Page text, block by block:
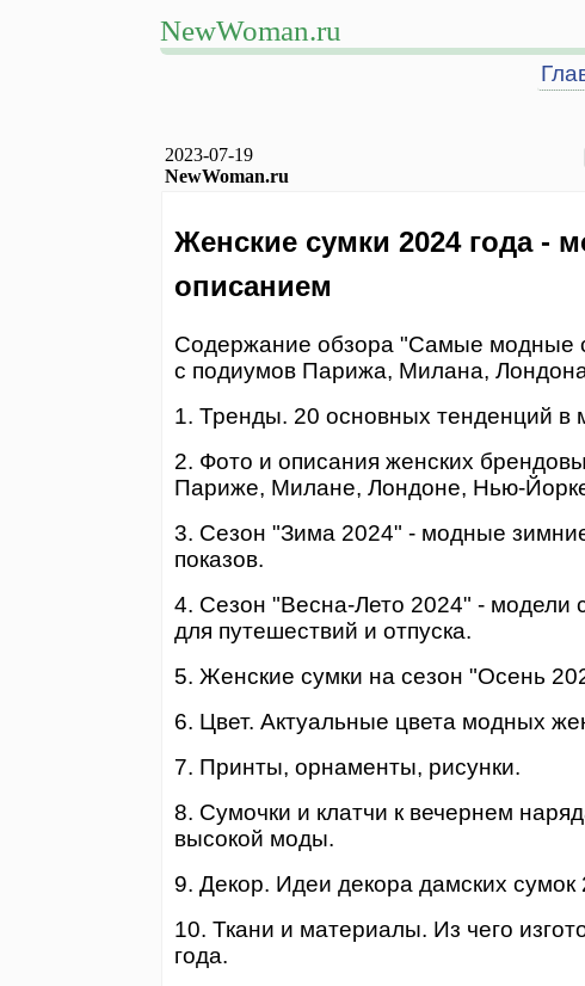
NewWoman.ru
2023-07-19
NewWoman.ru
Женские сумки 2024 года -
описанием
Содержание обзора "Самые модные
с подиумов Парижа, Милана,
1. Тренды. 20 основных тенденций в
2. Фото и описания женских
Париже, Милане, Лондоне, Нью-
3. Сезон "Зима 2024" - модные
показов.
4. Сезон "Весна-Лето 2024" - модели
для путешествий и отпуска.
5. Женские сумки на сезон "Осень
6. Цвет. Актуальные цвета модных
7. Принты, орнаменты, рисунки.
8. Сумочки и клатчи к вечернем
высокой моды.
9. Декор. Идеи декора дамских
10. Ткани и материалы. Из чего
года.